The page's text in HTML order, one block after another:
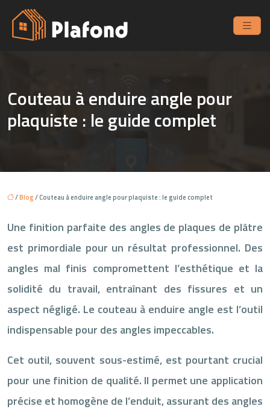
Couteau à enduire angle pour
plaquiste : le guide complet
/Blog/ Couteau à enduire angle pour plaquiste : le guide complet
Une finition parfaite des angles de plaques de plâtre
est primordiale pour un résultat professionnel. Des
angles mal finis compromettent l’esthétique et la
solidité du travail, entraînant des fissures et un
aspect négligé. Le couteau à enduire angle est l’outil
indispensable pour des angles impeccables.
Cet outil, souvent sous-estimé, est pourtant crucial
pour une finition de qualité. Il permet une application
précise et homogène de l’enduit, assurant des angles